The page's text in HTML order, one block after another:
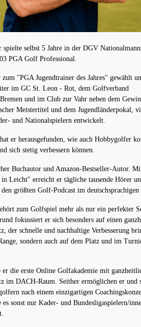
spielte selbst 5 Jahre in der DGV
PGA Golf Professional.
"PGA Jugendtrainer des Jahres" gewählt
im GC St. Leon - Rot, dem Golfverband
und im Club zur Vahr neben dem
Meistertitel und dem Jugendländerpokal,
und Nationalspielern entwickelt.
er herausgefunden, wie auch Hobbygolfer
sich stetig verbessern können.
Buchautor und Amazon-Bestseller-Autor.
Leicht" erreicht er tägliche tausende Hörer
größten Golf-Podcast im deutschsprachigen
zum Golfspiel mehr als nur ein perfekter
fokussiert er sich besonders auf einen
der schnelle und nachhaltige Verbesserung
sondern auch auf dem Platz und im
er die erste Online Golfakademie mit
im DACH-Raum. Seither ermöglichen er und
nach einem einzigartigen
sonst nur Kader- und Bundesligaspielern/